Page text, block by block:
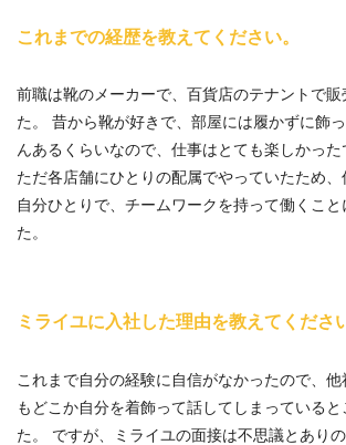
これまでの経歴を教えてください。
前職は靴のメーカーで、百貨店のテナントで販
た。 昔から靴が好きで、部屋には履かずに飾
んあるくらいなので、仕事はとても楽しかった
ただ各店舗にひとりの配属でやっていたため、
自分ひとりで、チームワークを持って働くこ
た。
ミライユに入社した理由を教えてくださ
これまで自分の経験に自信がなかったので、
もどこか自分を着飾って話してしまっていると
た。 ですが、ミライユの面接は不思議とあり